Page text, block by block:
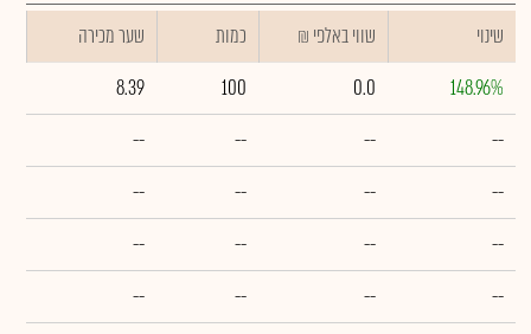
שינוי ₪ שווי באלפי כמות
שער מכירה
148.96%
0.0
100
8.39
--
--
--
--
--
--
--
--
--
--
--
--
--
--
--
--